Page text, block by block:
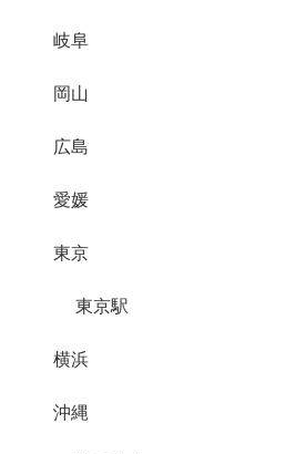
岐阜
岡山
広島
愛媛
東京
東京駅
横浜
沖縄